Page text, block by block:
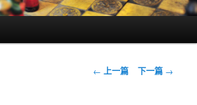
文
← 上一篇 下一篇 →